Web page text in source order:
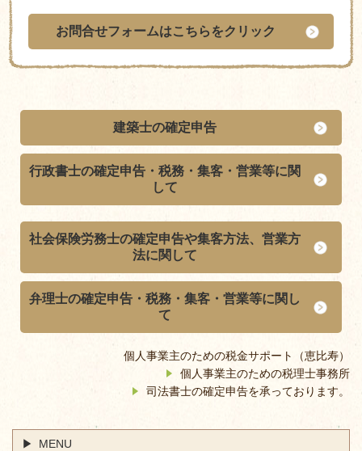
お問合せフォームはこちらをクリック
建築士の確定申告
行政書士の確定申告・税務・集客・営業等に関
して
社会保険労務士の確定申告や集客方法、営業方
法に関して
弁理士の確定申告・税務・集客・営業等に関し
て
個人事業主のための税金サポート（恵比寿）
個人事業主のための税理士事務所
司法書士の確定申告を承っております。
MENU